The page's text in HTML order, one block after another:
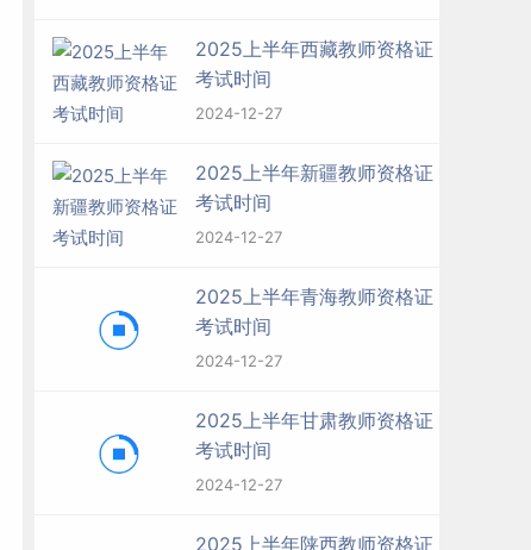
2025上半年西藏教师资格证
考试时间
2024-12-27
2025上半年新疆教师资格证
考试时间
2024-12-27
2025上半年青海教师资格证
考试时间
2024-12-27
2025上半年甘肃教师资格证
考试时间
2024-12-27
2025上半年陕西教师资格证